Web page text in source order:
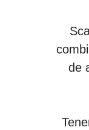
de